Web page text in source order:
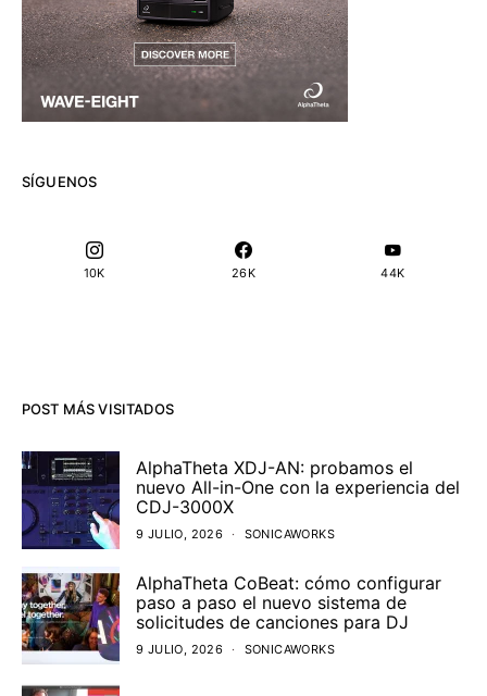
SÍGUENOS
10K 26K 44K
POST MÁS VISITADOS
AlphaTheta XDJ-AN: probamos el
nuevo All-in-One con la experiencia del
CDJ-3000X
9 JULIO, 2026 SONICAWORKS
AlphaTheta CoBeat: cómo configurar
paso a paso el nuevo sistema de
solicitudes de canciones para DJ
9 JULIO, 2026 SONICAWORKS